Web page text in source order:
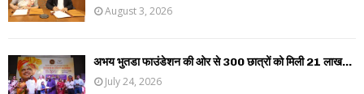
August 3, 2026
अभय भुतडा फाउंडेशन की ओर से 300 छात्रों को मिली 21 लाख...
July 24, 2026